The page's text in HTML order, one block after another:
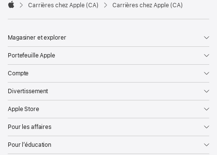

Carrières chez Apple (CA) Carrières chez Apple (CA)
Magasiner et explorer
Portefeuille Apple
Compte
Divertissement
Apple Store
Pour les affaires
Pour l’éducation